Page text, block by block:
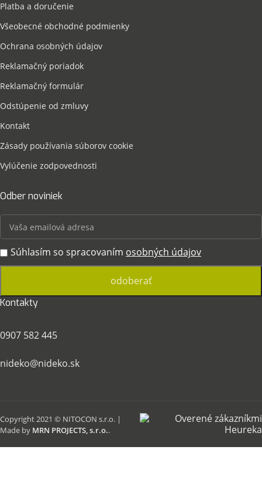
Platba a doručenie
Všeobecné obchodné podmienky
Ochrana osobných údajov
Reklamačný poriadok
Reklamačný formulár
Odstúpenie od zmluvy
Kontakt
Zásady používania súborov cookie
Vylúčenie zodpovednosti
Odber noviniek
Súhlasím so spracovaním osobných údajov
Kontakty
0907 582 445
nideko@nideko.sk
Copyright 2021 © NITOCON s.r.o. |
Made by MRN PROJECTS, s.r.o..